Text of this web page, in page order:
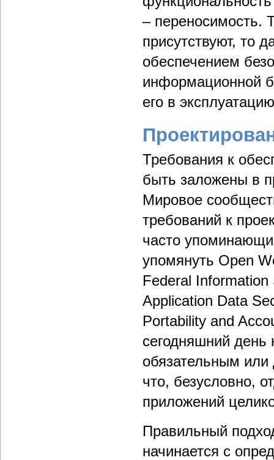
– переносимость.
присутствуют, то
обеспечением
информационной
его в
Требования к
быть заложены в
Мировое
требований к
часто
упомянуть Open
Federal
Application Data
Portability and
сегодняшний день
обязательным
что, безусловно,
приложений
Правильный
начинается с